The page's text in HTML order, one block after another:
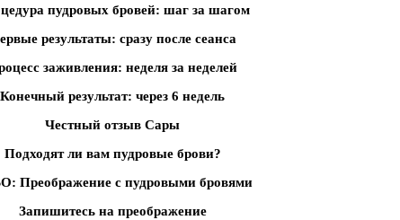
пудровых бровей: шаг за шагом
результаты: сразу после сеанса
заживления: неделя за неделей
Конечный результат: через 6 недель
Честный отзыв Сары
Подходят ли вам пудровые брови?
Преображение с пудровыми бровями
Запишитесь на преображение